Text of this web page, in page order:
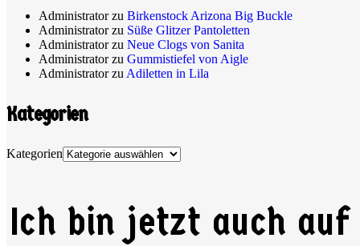
Administratorzu Birkenstock Arizona Big Buckle
Administratorzu Süße Glitzer Pantoletten
Administratorzu Neue Clogs von Sanita
Administratorzu Gummistiefel von Aigle
Administratorzu Adiletten in Lila
Kategorien
Kategorien
Ich bin jetzt auch auf